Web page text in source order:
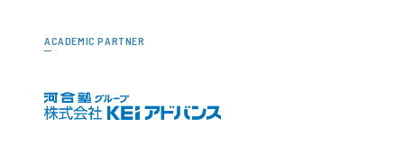
ACADEMIC PARTNER